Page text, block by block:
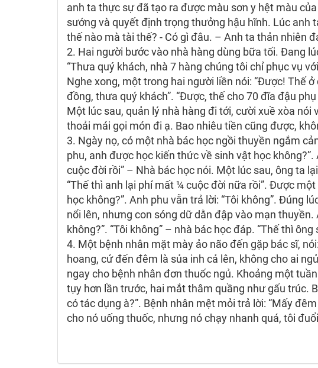
anh ta thực sự đã tạo ra được màu sơn y hệt màu
sướng và quyết định trọng thưởng hậu hĩnh. Lúc anh
thế nào mà tài thế? - Có gì đâu. – Anh ta thản nhiên
2. Hai người bước vào nhà hàng dùng bữa tối. Đang
“Thưa quý khách, nhà 7 hàng chúng tôi chỉ phục vụ
Nghe xong, một trong hai người liền nói: “Được! Thế
đồng, thưa quý khách”. “Được, thế cho 70 đĩa đậu
Một lúc sau, quản lý nhà hàng đi tới, cười xuề xòa nói
thoải mái gọi món đi ạ. Bao nhiêu tiền cũng được,
3. Ngày nọ, có một nhà bác học ngồi thuyền ngắm
phu, anh được học kiến thức về sinh vật học
cuộc đời rồi” – Nhà bác học nói. Một lúc sau, ông ta
“Thế thì anh lại phí mất ¼ cuộc đời nữa rồi”. Được
học không?”. Anh phu vẫn trả lời: “Tôi không”. Đúng
nổi lên, nhưng con sóng dữ dằn đập vào mạn
không?”. “Tôi không” – nhà bác học đáp. “Thế thì
4. Một bệnh nhân mặt mày ảo não đến gặp bác sĩ,
hoang, cứ đến đêm là sủa inh cả lên, không cho ai
ngay cho bệnh nhân đơn thuốc ngủ. Khoảng một
tụy hơn lần trước, hai mắt thâm quầng như gấu trúc.
có tác dụng à?”. Bệnh nhân mệt mỏi trả lời: “Mấy
cho nó uống thuốc, nhưng nó chạy nhanh quá, tôi